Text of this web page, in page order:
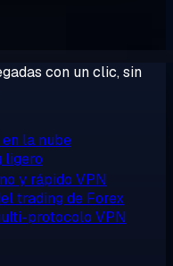
con un clic, sin
la nube
ligero
y rápido VPN
trading de Forex
protocolo VPN